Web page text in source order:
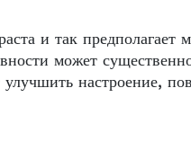
и так
может
настроение,